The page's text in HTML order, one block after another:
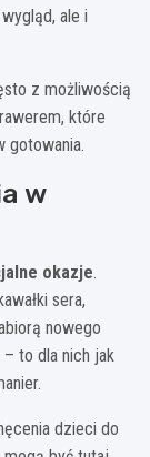
ale i
z możliwością
które
gotowania.
w
okazje.
sera,
nowego
to dla nich jak
dzieci do